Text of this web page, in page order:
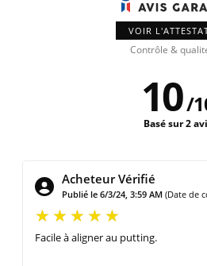
VOIR
Contrôle &
10/
Basé sur 2
Acheteur Vérifié
Publié le 5/18/24, 10:49 AM (Date de